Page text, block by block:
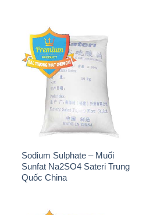
Sodium Sulphate – Muối
Sunfat Na2SO4 Sateri Trung
Quốc China